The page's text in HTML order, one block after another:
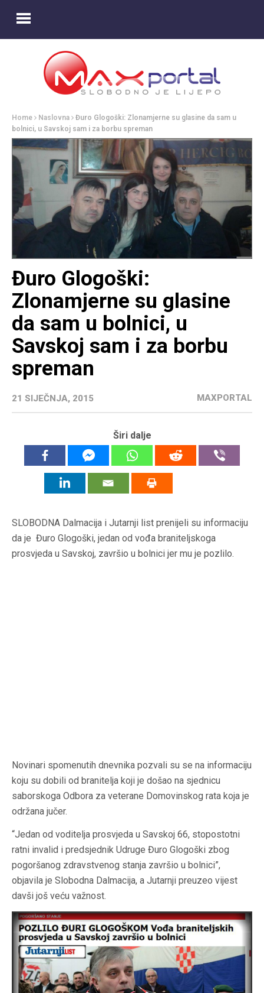
Home Naslovna
Đuro Glogoški: Zlonamjerne su glasine da sam u
bolnici, u Savskoj sam i za borbu spreman
Đuro Glogoški:
Zlonamjerne su glasine
da sam u bolnici, u
Savskoj sam i za borbu
spreman
21 SIJEČNJA, 2015 MAXPORTAL
Širi dalje
SLOBODNA Dalmacija i Jutarnji list prenijeli su informaciju
da je Đuro Glogoški, jedan od vođa braniteljskoga
prosvjeda u Savskoj, završio u bolnici jer mu je pozlilo.
Novinari spomenutih dnevnika pozvali su se na informaciju
koju su dobili od branitelja koji je došao na sjednicu
saborskoga Odbora za veterane Domovinskog rata koja je
održana jučer.
“Jedan od voditelja prosvjeda u Savskoj 66, stopostotni
ratni invalid i predsjednik Udruge Đuro Glogoški zbog
pogoršanog zdravstvenog stanja završio u bolnici”,
objavila je Slobodna Dalmacija, a Jutarnji preuzeo vijest
davši još veću važnost.